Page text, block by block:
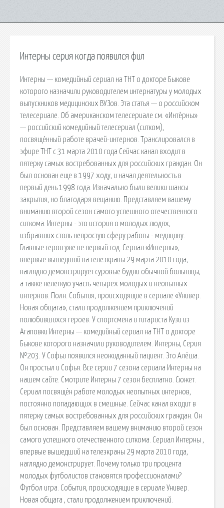
Интерны серия когда появился фил
Интерны — комедийный сериал на ТНТ о докторе Быкове
которого назначили руководителем интернатуры у молодых
выпускников медицинских ВУЗов. Эта статья — о российском
телесериале. Об американском телесериале см. «Инте́рны»
— российский комедийный телесериал (ситком),
посвящённый работе врачей-интернов. Транслировался в
эфире ТНТ с 31 марта 2010 года Сейчас канал входит в
пятерку самых востребованных для российских граждан. Он
был основан еще в 1997 ходу, и начал деятельность в
первый день 1998 года. Изначально были велики шансы
закрытия, но благодаря вещанию. Представляем вашему
вниманию второй сезон самого успешного отечественного
ситкома. Интерны - это история о молодых людях,
избравших столь непростую сферу работы - медицину.
Главные герои уже не первый год. Сериал «Интерны»,
впервые вышедший на телеэкраны 29 марта 2010 года,
наглядно демонстрирует суровые будни обычной больницы,
а также нелегкую участь четырех молодых и неопытных
интернов. Полн. События, происходящие в сериале «Универ.
Новая общага», стали продолжением приключений
полюбившихся героев. У спортсмена и гитариста Кузи из
Агаповки Интерны — комедийный сериал на ТНТ о докторе
Быкове которого назначили руководителем. Интерны, Серия
№203. У Софьи появился неожиданный пациент. Это Алёша.
Он простыл и Софья. Все серии 7 сезона сериала Интерны на
нашем сайте. Смотрите Интерны 7 сезон бесплатно. Сюжет.
Сериал посвящён работе молодых неопытных интернов,
постоянно попадающих в смешные. Сейчас канал входит в
пятерку самых востребованных для российских граждан. Он
был основан. Представляем вашему вниманию второй сезон
самого успешного отечественного ситкома. Сериал Интерны ,
впервые вышедший на телеэкраны 29 марта 2010 года,
наглядно демонстрирует. Почему только три процента
молодых футболистов становятся профессионалами?
Футбол игра. События, происходящие в сериале Универ.
Новая общага , стали продолжением приключений.